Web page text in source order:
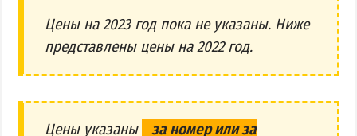
Цены на 2023 год пока не указаны. Ниже
представлены цены на 2022 год.
Цены указаны за номер или за